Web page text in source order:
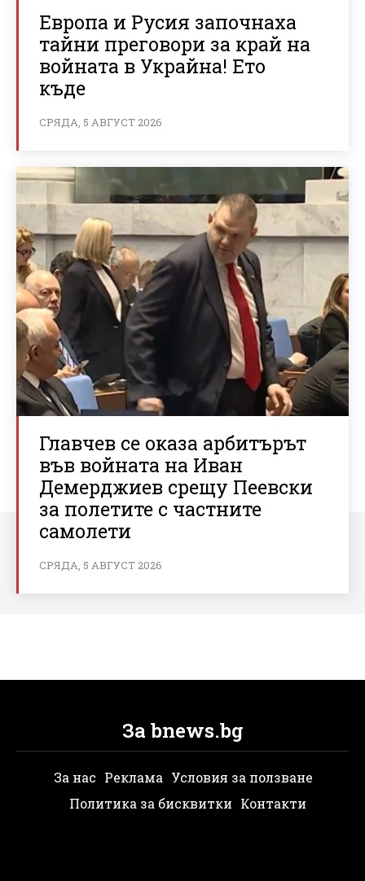
Европа и Русия започнаха
тайни преговори за край на
войната в Украйна! Ето
къде
СРЯДА, 5 АВГУСТ 2026
Главчев се оказа арбитърът
във войната на Иван
Демерджиев срещу Пеевски
за полетите с частните
самолети
СРЯДА, 5 АВГУСТ 2026
За bnews.bg
За нас Реклама Условия за ползване
Политика за бисквитки Контакти